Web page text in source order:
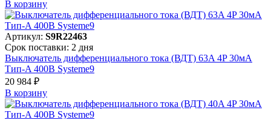
В корзинy
Артикул: S9R22463
Срок поставки: 2 дня
Выключатель дифференциального тока (ВДТ) 63A 4P 30мА
Тип-A 400В Systeme9
20 984 ₽
В корзинy